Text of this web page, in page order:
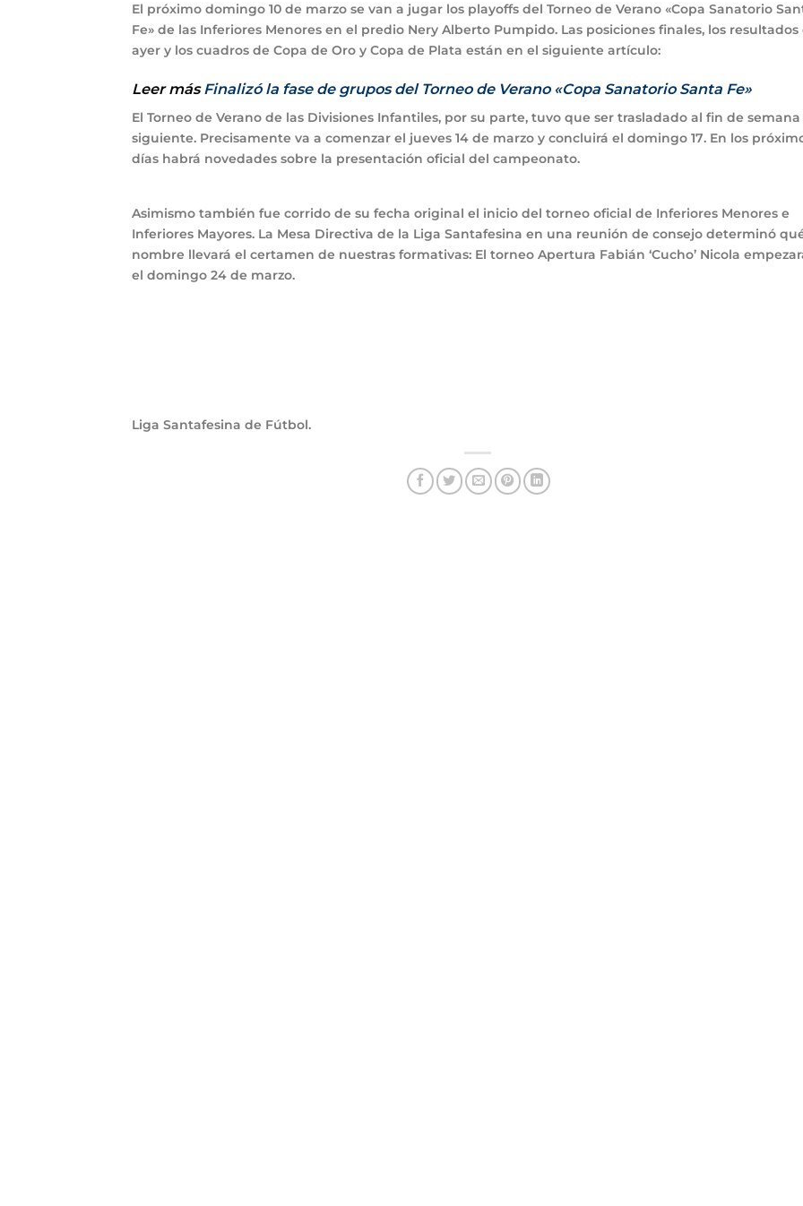
El próximo domingo 10 de marzo se van a jugar los playoffs del Torneo de Verano «Copa Sanatorio
Fe» de las Inferiores Menores en el predio Nery Alberto Pumpido. Las posiciones finales, los resultados
ayer y los cuadros de Copa de Oro y Copa de Plata están en el siguiente artículo:
Leer másFinalizó la fase de grupos del Torneo de Verano «Copa Sanatorio Santa Fe»
El Torneo de Verano de las Divisiones Infantiles, por su parte, tuvo que ser trasladado al fin de semana
siguiente. Precisamente va a comenzar el jueves 14 de marzo y concluirá el domingo 17. En los
días habrá novedades sobre la presentación oficial del campeonato.
Asimismo también fue corrido de su fecha original el inicio del torneo oficial de Inferiores Menores e
Inferiores Mayores. La Mesa Directiva de la Liga Santafesina en una reunión de consejo determinó
nombre llevará el certamen de nuestras formativas: El torneo Apertura Fabián ‘Cucho’ Nicola
el domingo 24 de marzo.
Liga Santafesina de Fútbol.